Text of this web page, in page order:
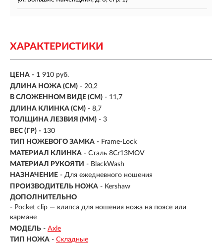
ХАРАКТЕРИСТИКИ
ЦЕНА - 1 910 руб.
ДЛИНА НОЖА (СМ) - 20,2
В СЛОЖЕННОМ ВИДЕ (СМ) - 11,7
ДЛИНА КЛИНКА (СМ) - 8,7
ТОЛЩИНА ЛЕЗВИЯ (ММ) - 3
ВЕС (ГР) - 130
ТИП НОЖЕВОГО ЗАМКА - Frame-Lock
МАТЕРИАЛ КЛИНКА - Сталь 8Cr13MOV
МАТЕРИАЛ РУКОЯТИ - BlackWash
НАЗНАЧЕНИЕ - Для ежедневного ношения
ПРОИЗВОДИТЕЛЬ НОЖА - Kershaw
ДОПОЛНИТЕЛЬНО
- Pocket clip — клипса для ношения ножа на поясе или
кармане
МОДЕЛЬ - Axle
ТИП НОЖА - Складные